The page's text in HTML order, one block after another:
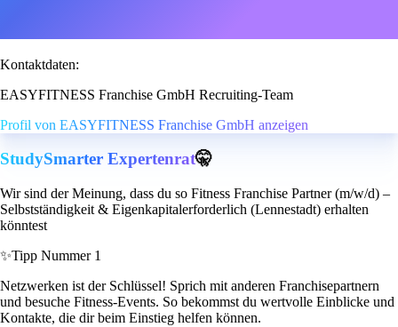
Kontaktdaten:
EASYFITNESS Franchise GmbH Recruiting-Team
Profil von EASYFITNESS Franchise GmbH anzeigen
StudySmarter Expertenrat🤫
Wir sind der Meinung, dass du so Fitness Franchise Partner (m/w/d) –
Selbstständigkeit & Eigenkapitalerforderlich (Lennestadt) erhalten
könntest
✨Tipp Nummer 1
Netzwerken ist der Schlüssel! Sprich mit anderen Franchisepartnern
und besuche Fitness-Events. So bekommst du wertvolle Einblicke und
Kontakte, die dir beim Einstieg helfen können.